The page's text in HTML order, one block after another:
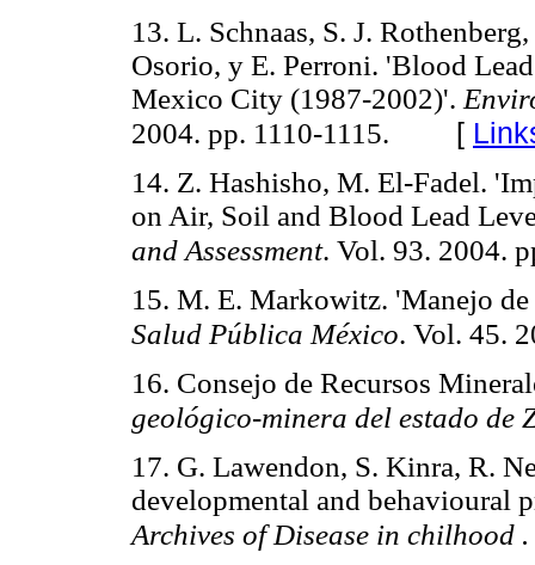
13. L. Schnaas, S. J.
Osorio, y E. Perroni. 'Blood
Mexico City (1987-2002)'.
2004. pp. 1110-1115. [
14. Z. Hashisho, M. El-Fadel.
on Air, Soil and Blood Lead
and Assessment. Vol. 93. 2004.
15. M. E. Markowitz. 'Manejo
Salud Pública México. Vol. 45.
16. Consejo de Recursos
geológico-minera del estado de
17. G. Lawendon, S. Kinra, R.
developmental and behavioural
Archives of Disease in chilhood .